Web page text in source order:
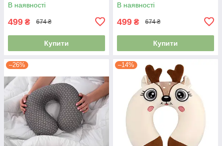
В наявності
499 ₴ 674 ₴
Купити
В наявності
499 ₴ 674 ₴
Купити
–26% –14%